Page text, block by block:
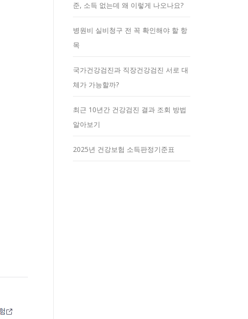
준, 소득 없는데 왜 이렇게 나오나요?
병원비 실비청구 전 꼭 확인해야 할 항
목
국가건강검진과 직장건강검진 서로 대
체가 가능할까?
최근 10년간 건강검진 결과 조회 방법
알아보기
2025년 건강보험 소득판정기준표